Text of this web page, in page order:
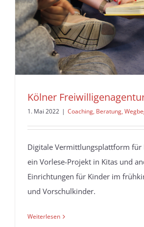
Kölner
1. Mai 2022 | Coaching, Beratung,
Digitale Vermittlungsplattform für
ein Vorlese-Projekt in Kitas und
Einrichtungen für Kinder im
und Vorschulkinder.
Weiterlesen